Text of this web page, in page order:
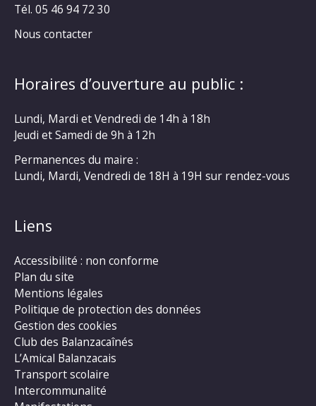
Tél. 05 46 94 72 30
Nous contacter
Horaires d’ouverture au public :
Lundi, Mardi et Vendredi de 14h à 18h
Jeudi et Samedi de 9h à 12h
Permanences du maire :
Lundi, Mardi, Vendredi de 18H à 19H sur rendez-vous
Liens
Accessibilité : non conforme
Plan du site
Mentions légales
Politique de protection des données
Gestion des cookies
Club des Balanzacaînés
L’Amical Balanzacais
Transport scolaire
Intercommunalité